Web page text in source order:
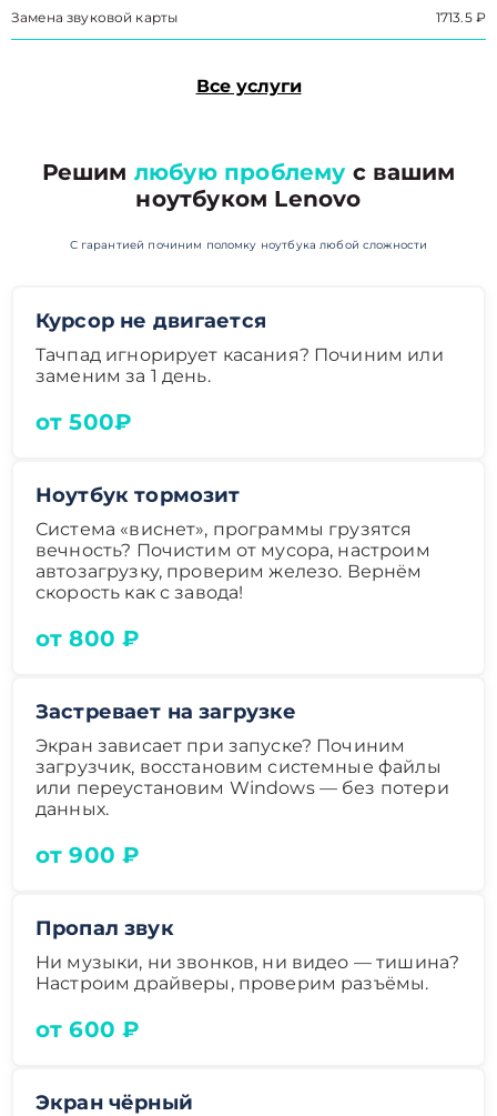
Замена звуковой карты 1713.5 ₽
Все услуги
Решим любую проблему с вашим
ноутбуком Lenovo
С гарантией починим поломку ноутбука любой сложности
Курсор не двигается
Тачпад игнорирует касания? Починим или
заменим за 1 день.
от 500₽
Ноутбук тормозит
Система «виснет», программы грузятся
вечность? Почистим от мусора, настроим
автозагрузку, проверим железо. Вернём
скорость как с завода!
от 800 ₽
Застревает на загрузке
Экран зависает при запуске? Починим
загрузчик, восстановим системные файлы
или переустановим Windows — без потери
данных.
от 900 ₽
Пропал звук
Ни музыки, ни звонков, ни видео — тишина?
Настроим драйверы, проверим разъёмы.
от 600 ₽
Экран чёрный